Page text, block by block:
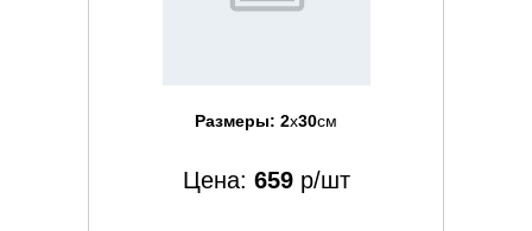
Размеры: 2x30см
Цена: 659р/шт